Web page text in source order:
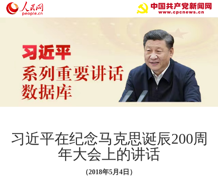
习近平在纪念马克思诞辰200周
年大会上的讲话
（2018年5月4日）